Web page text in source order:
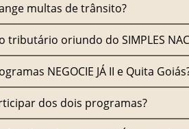
multas de trânsito?
tributário oriundo do SIMPLES
NEGOCIE JÁ II e Quita
dos dois programas?